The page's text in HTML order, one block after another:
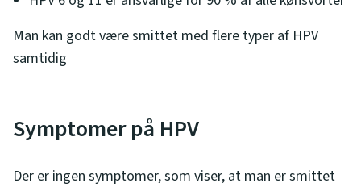
Man kan godt være smittet med flere typer af HPV
samtidig
Symptomer på HPV
Der er ingen symptomer, som viser, at man er smittet